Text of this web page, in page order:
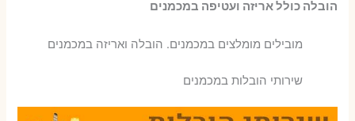
הובלה כולל אריזה ועטיפה במכמנים
‫מובילים מומלצים במכמנים. הובלה ואריזה במכמנים
שירותי הובלות במכמנים